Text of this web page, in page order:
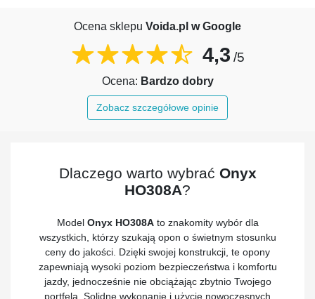
Ocena sklepu Voida.pl w Google
4,3 /5
Ocena: Bardzo dobry
Zobacz szczegółowe opinie
Dlaczego warto wybrać Onyx
HO308A?
Model Onyx HO308Ato znakomity wybór dla
wszystkich, którzy szukają opon o świetnym stosunku
ceny do jakości. Dzięki swojej konstrukcji, te opony
zapewniają wysoki poziom bezpieczeństwa i komfortu
jazdy, jednocześnie nie obciążając zbytnio Twojego
portfela. Solidne wykonanie i użycie nowoczesnych